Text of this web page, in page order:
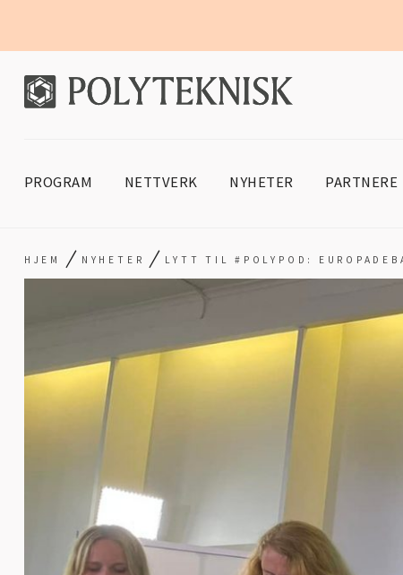
PROGRAM NETTVERK NYHETER PARTNERE
HJEM / NYHETER / LYTT TIL #POLYPOD: